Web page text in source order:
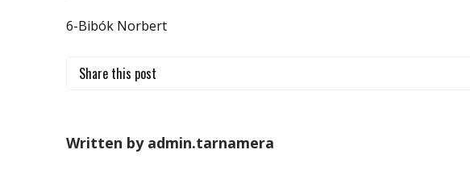
6-Bibók Norbert
Share this post
Written by admin.tarnamera